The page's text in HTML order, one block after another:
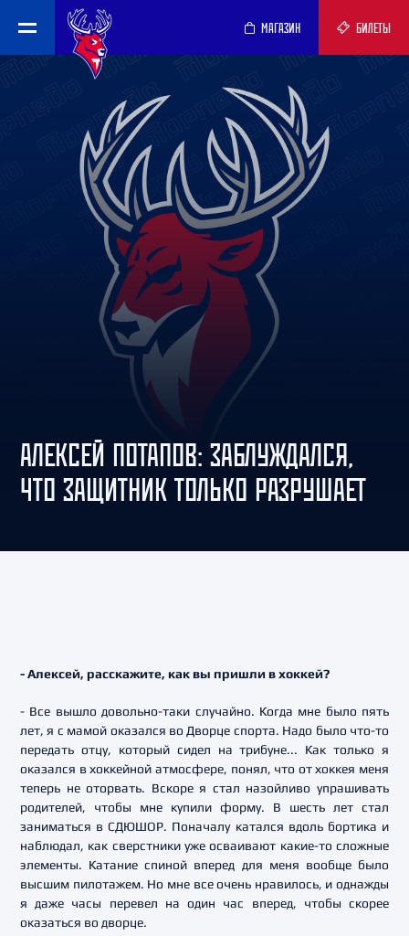
МАГАЗИН БИЛЕТЫ
АЛЕКСЕЙ ПОТАПОВ: ЗАБЛУЖДАЛСЯ,
ЧТО ЗАЩИТНИК ТОЛЬКО РАЗРУШАЕТ
- Алексей, расскажите, как вы пришли в хоккей?
- Все вышло довольно-таки случайно. Когда мне было пять
лет, я с мамой оказался во Дворце спорта. Надо было что-то
передать отцу, который сидел на трибуне... Как только я
оказался в хоккейной атмосфере, понял, что от хоккея меня
теперь не оторвать. Вскоре я стал назойливо упрашивать
родителей, чтобы мне купили форму. В шесть лет стал
заниматься в СДЮШОР. Поначалу катался вдоль бортика и
наблюдал, как сверстники уже осваивают какие-то сложные
элементы. Катание спиной вперед для меня вообще было
высшим пилотажем. Но мне все очень нравилось, и однажды
я даже часы перевел на один час вперед, чтобы скорее
оказаться во дворце.